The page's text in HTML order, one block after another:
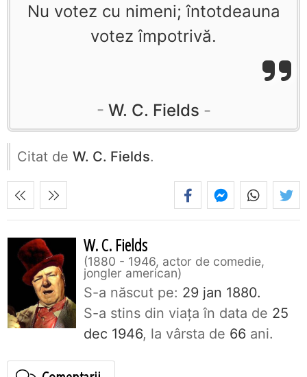
Nu votez cu nimeni; întotdeauna
votez împotrivă.
W. C. Fields
Citat de W. C. Fields.
W. C. Fields
1880 - 1946, actor de comedie,
jongler american
S-a născut pe: 29 jan 1880.
S-a stins din viaţa în data de 25
dec 1946, la vârsta de 66 ani.